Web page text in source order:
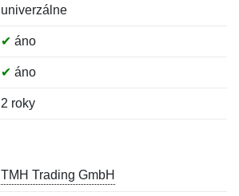
univerzálne
✔ áno
✔ áno
2 roky
TMH Trading GmbH